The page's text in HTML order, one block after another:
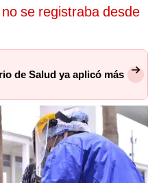
se registraba desde
de Salud ya aplicó más